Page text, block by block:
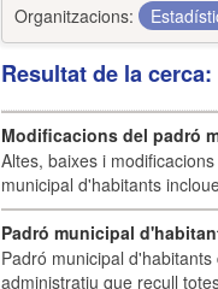
Organitzacions:
Resultat de la
Modificacions del padró
Altes, baixes i
municipal d'habitants
Padró municipal
Padró municipal
administratiu que recull